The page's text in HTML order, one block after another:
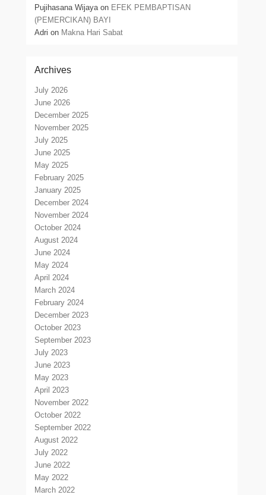
Pujihasana Wijayaon EFEK PEMBAPTISAN
(PEMERCIKAN) BAYI
Adri on Makna Hari Sabat
Archives
July 2026
June 2026
December 2025
November 2025
July 2025
June 2025
May 2025
February 2025
January 2025
December 2024
November 2024
October 2024
August 2024
June 2024
May 2024
April 2024
March 2024
February 2024
December 2023
October 2023
September 2023
July 2023
June 2023
May 2023
April 2023
November 2022
October 2022
September 2022
August 2022
July 2022
June 2022
May 2022
March 2022